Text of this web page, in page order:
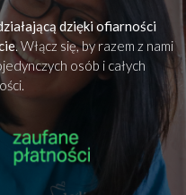
dzięki ofiarności
. Włącz się, by razem z nami
osób i całych